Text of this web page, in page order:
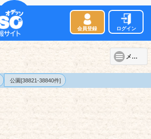
会員登録 ログイン
メニュー
公園[38821-38840件]